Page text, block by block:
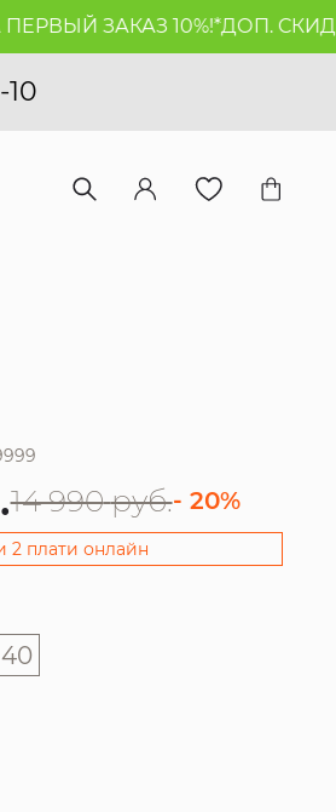
ЗАКАЗ 10%!*ДОП. СКИДКА
14 990 руб.- 20%
2 плати онлайн
40